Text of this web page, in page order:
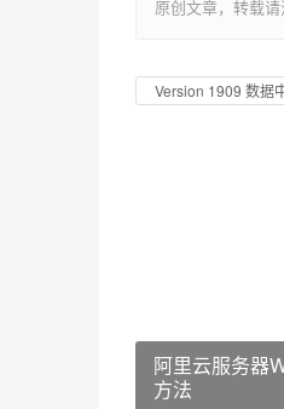
原创文章，转载
Version 1909 数据
阿里云服务器
方法